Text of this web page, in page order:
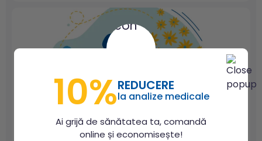
au ca substrat etiologic atât procese inflamatorii, cât
și mecanisme de tip autoimun sau fibrozante.
Cuprins Scurt istoric al...
10%REDUCERE
la analize medicale
Ai grijă de sănătatea ta, comandă
online și economisește!